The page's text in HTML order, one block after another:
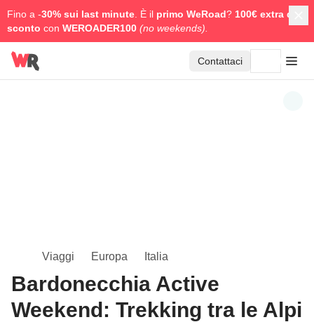
Fino a -30% sui last minute . È il primo WeRoad? 100€ extra di
sconto con WEROADER100 (no weekends).
Contattaci
Viaggi Europa Italia
Bardonecchia Active
Weekend: Trekking tra le Alpi